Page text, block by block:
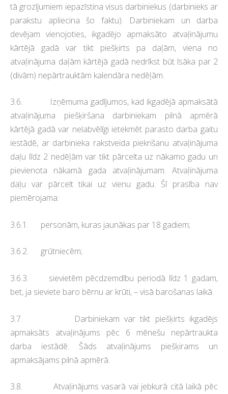
tā grozījumiem iepazīstina visus darbiniekus (darbinieks ar
parakstu apliecina šo faktu). Darbiniekam un darba
devējam vienojoties, ikgadējo apmaksāto atvaļinājumu
kārtējā gadā var tikt piešķirts pa daļām, viena no
atvaļinājuma daļām kārtējā gadā nedrīkst būt īsāka par 2
(divām) nepārtrauktām kalendāra nedēļām.
3.6. Izņēmuma gadījumos, kad ikgadējā apmaksātā
atvaļinājuma piešķiršana darbiniekam pilnā apmērā
kārtējā gadā var nelabvēlīgi ietekmēt parasto darba gaitu
iestādē, ar darbinieka rakstveida piekrišanu atvaļinājuma
daļu līdz 2 nedēļām var tikt pārcelta uz nākamo gadu un
pievienota nākamā gada atvaļinājumam. Atvaļinājuma
daļu var pārcelt tikai uz vienu gadu. Šī prasība nav
piemērojama:
3.6.1. personām, kuras jaunākas par 18 gadiem;
3.6.2. grūtniecēm;
3.6.3. sievietēm pēcdzemdību periodā līdz 1 gadam,
bet, ja sieviete baro bērnu ar krūti, – visā barošanas laikā.
3.7. Darbiniekam var tikt piešķirts ikgadējs
apmaksāts atvaļinājums pēc 6 mēnešu nepārtraukta
darba iestādē. Šāds atvaļinājums piešķirams un
apmaksājams pilnā apmērā.
3.8. Atvaļinājums vasarā vai jebkurā citā laikā pēc